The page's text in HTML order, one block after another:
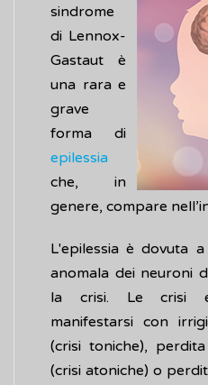
sindrome
di Lennox-
Gastaut è
una rara e
grave
forma di
epilessia
che, in
genere, compare
L'epilessia è dovuta
anomala dei neuroni
la crisi. Le crisi
manifestarsi con
(crisi toniche),
(crisi atoniche) o